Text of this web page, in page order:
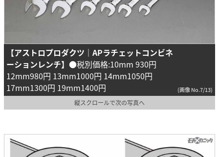
【アストロプロダクツ｜APラチェットコンビネ
ーションレンチ】 ●税別価格:10mm 930円
12mm980円 13mm1000円 14mm1050円
17mm1300円 19mm1400円
(画像 No.7/13)
縦スクロールで次の写真へ